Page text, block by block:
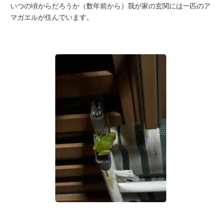
いつの頃からだろうか（数年前から）我が家の玄関には一匹のア
マガエルが住んでいます。